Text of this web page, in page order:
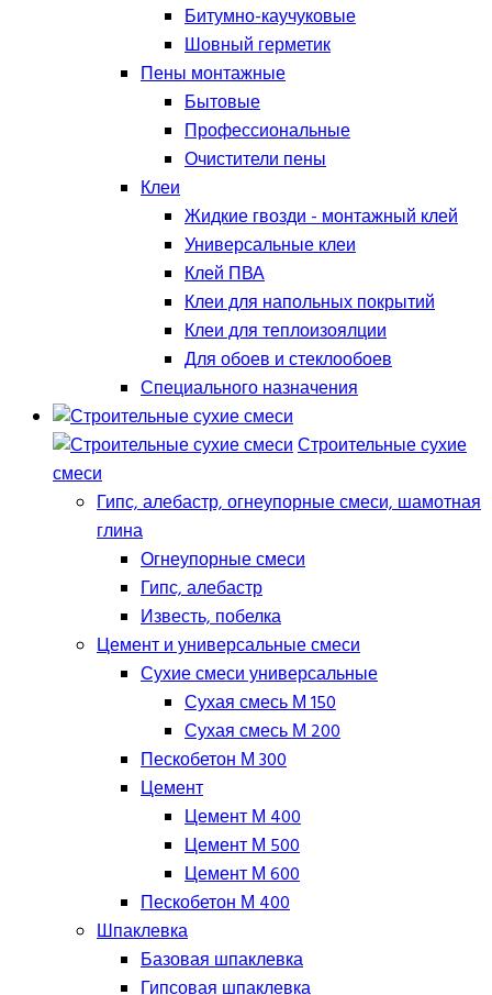
Битумно-каучуковые
Шовный герметик
Пены монтажные
Бытовые
Профессиональные
Очистители пены
Клеи
Жидкие гвозди - монтажный клей
Универсальные клеи
Клей ПВА
Клеи для напольных покрытий
Клеи для теплоизоялции
Для обоев и стеклообоев
Специального назначения
Строительные сухие
смеси
Гипс, алебастр, огнеупорные смеси, шамотная
глина
Огнеупорные смеси
Гипс, алебастр
Известь, побелка
Цемент и универсальные смеси
Сухие смеси универсальные
Сухая смесь М 150
Сухая смесь М 200
Пескобетон М 300
Цемент
Цемент М 400
Цемент М 500
Цемент М 600
Пескобетон М 400
Шпаклевка
Базовая шпаклевка